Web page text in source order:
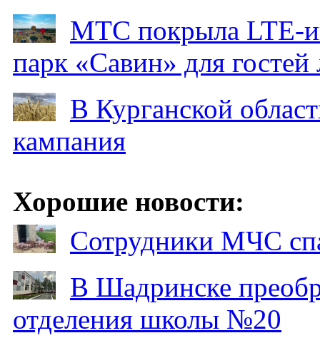
МТС покрыла LTE-
парк «Савин» для гостей
В Курганской
кампания
Хорошие новости:
Сотрудники МЧС
В Шадринске
отделения школы №20